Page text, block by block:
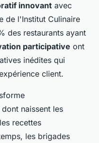
innovant avec
de l'Institut Culinaire
des restaurants ayant
participative ont
inédites qui
client.
naissent les
recettes
les brigades